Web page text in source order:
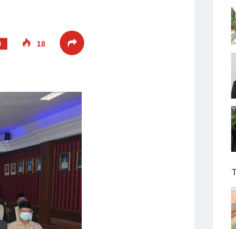
18